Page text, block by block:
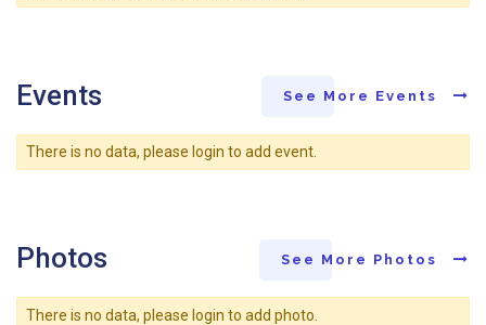
Events See More Events
There is no data, please login to add event.
Photos See More Photos
There is no data, please login to add photo.